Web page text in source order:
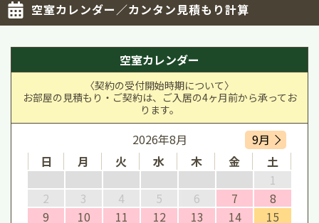
空室カレンダー／カンタン見積もり計算
空室カレンダー
〈契約の受付開始時期について〉
お部屋の見積もり・ご契約は、ご入居の4ヶ月前から承ってお
ります。
2026年8月
9月
日
月 火 水 木 金
土
1
2
3 4 5 6 7
8
9
10 11 12 13 14
15